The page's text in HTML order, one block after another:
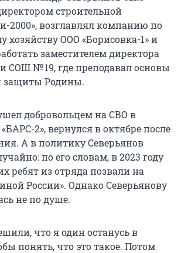
строительной
2000», возглавлял компанию по
хозяйству ООО «Борисовка-1» и
заместителем директора
СОШ № 19, где преподавал основы
защиты Родины.
добровольцем на СВО в
2», вернулся в октябре после
А в политику Северьянов
по его словам, в 2023 году
ребят из отряда позвали на
России». Однако Северьянову
не по душе.
что я один останусь в
понять, что это такое. Потом